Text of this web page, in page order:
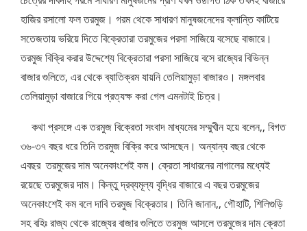
হাজির রসালো ফল তরমুজ। গরম থেকে সাধারণ মানুষজনেদের ক্লান্তি কাটিয়ে
সতেজতায় ভরিয়ে দিতে বিক্রেতারা তরমুজের পরসা সাজিয়ে বসেছে বাজারে।
তরমুজ বিক্রি করার উদ্দেশ্যে বিক্রেতারা পরসা সাজিয়ে বসে রাজ্যের বিভিন্ন
বাজার গুলিতে, এর থেকে ব্যাতিক্রম যায়নি তেলিয়ামুড়া বাজারও। মঙ্গলবার
তেলিয়ামুড়া বাজারে গিয়ে প্রত্যক্ষ করা গেল এমনটাই চিত্র।
কথা প্রসঙ্গে এক তরমুজ বিক্রেতা সংবাদ মাধ্যমের সম্মুখীন হয়ে বলেন,, বিগত
৩৬-৩৭ বছর ধরে তিনি তরমুজ বিক্রি করে আসছেন। অন্যান্য বছর থেকে
এবছর তরমুজের দাম অনেকাংশেই কম। ক্রেতা সাধারনের নাগালের মধ্যেই
রয়েছে তরমুজের দাম। কিন্তু দ্রব্যমূল্য বৃদ্ধির বাজারে এ বছর তরমুজের
অনেকাংশেই কম বলে দাবি তরমুজ বিক্রেতার। তিনি জানান,, গৌহাটি, শিলিগুড়ি
সহ বহিঃ রাজ্য থেকে রাজ্যের বাজার গুলিতে তরমুজ আসলে তরমুজের দাম ক্রেতা